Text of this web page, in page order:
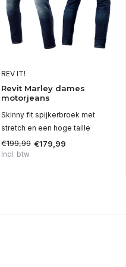
REV IT!
Revit Marley dames
motorjeans
Skinny fit spijkerbroek met
stretch en een hoge taille
€199,99 €179,99
Incl. btw